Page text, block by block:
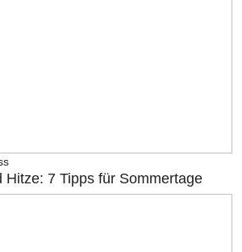
Hitze: 7 Tipps für Sommertage